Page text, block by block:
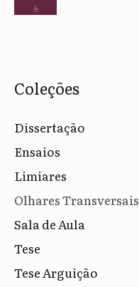
Coleções
Dissertação
Ensaios
Limiares
Olhares Transversais
Sala de Aula
Tese
Tese Arguição